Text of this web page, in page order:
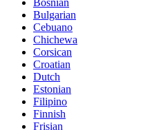
Bosnian
Bulgarian
Cebuano
Chichewa
Corsican
Croatian
Dutch
Estonian
Filipino
Finnish
Frisian